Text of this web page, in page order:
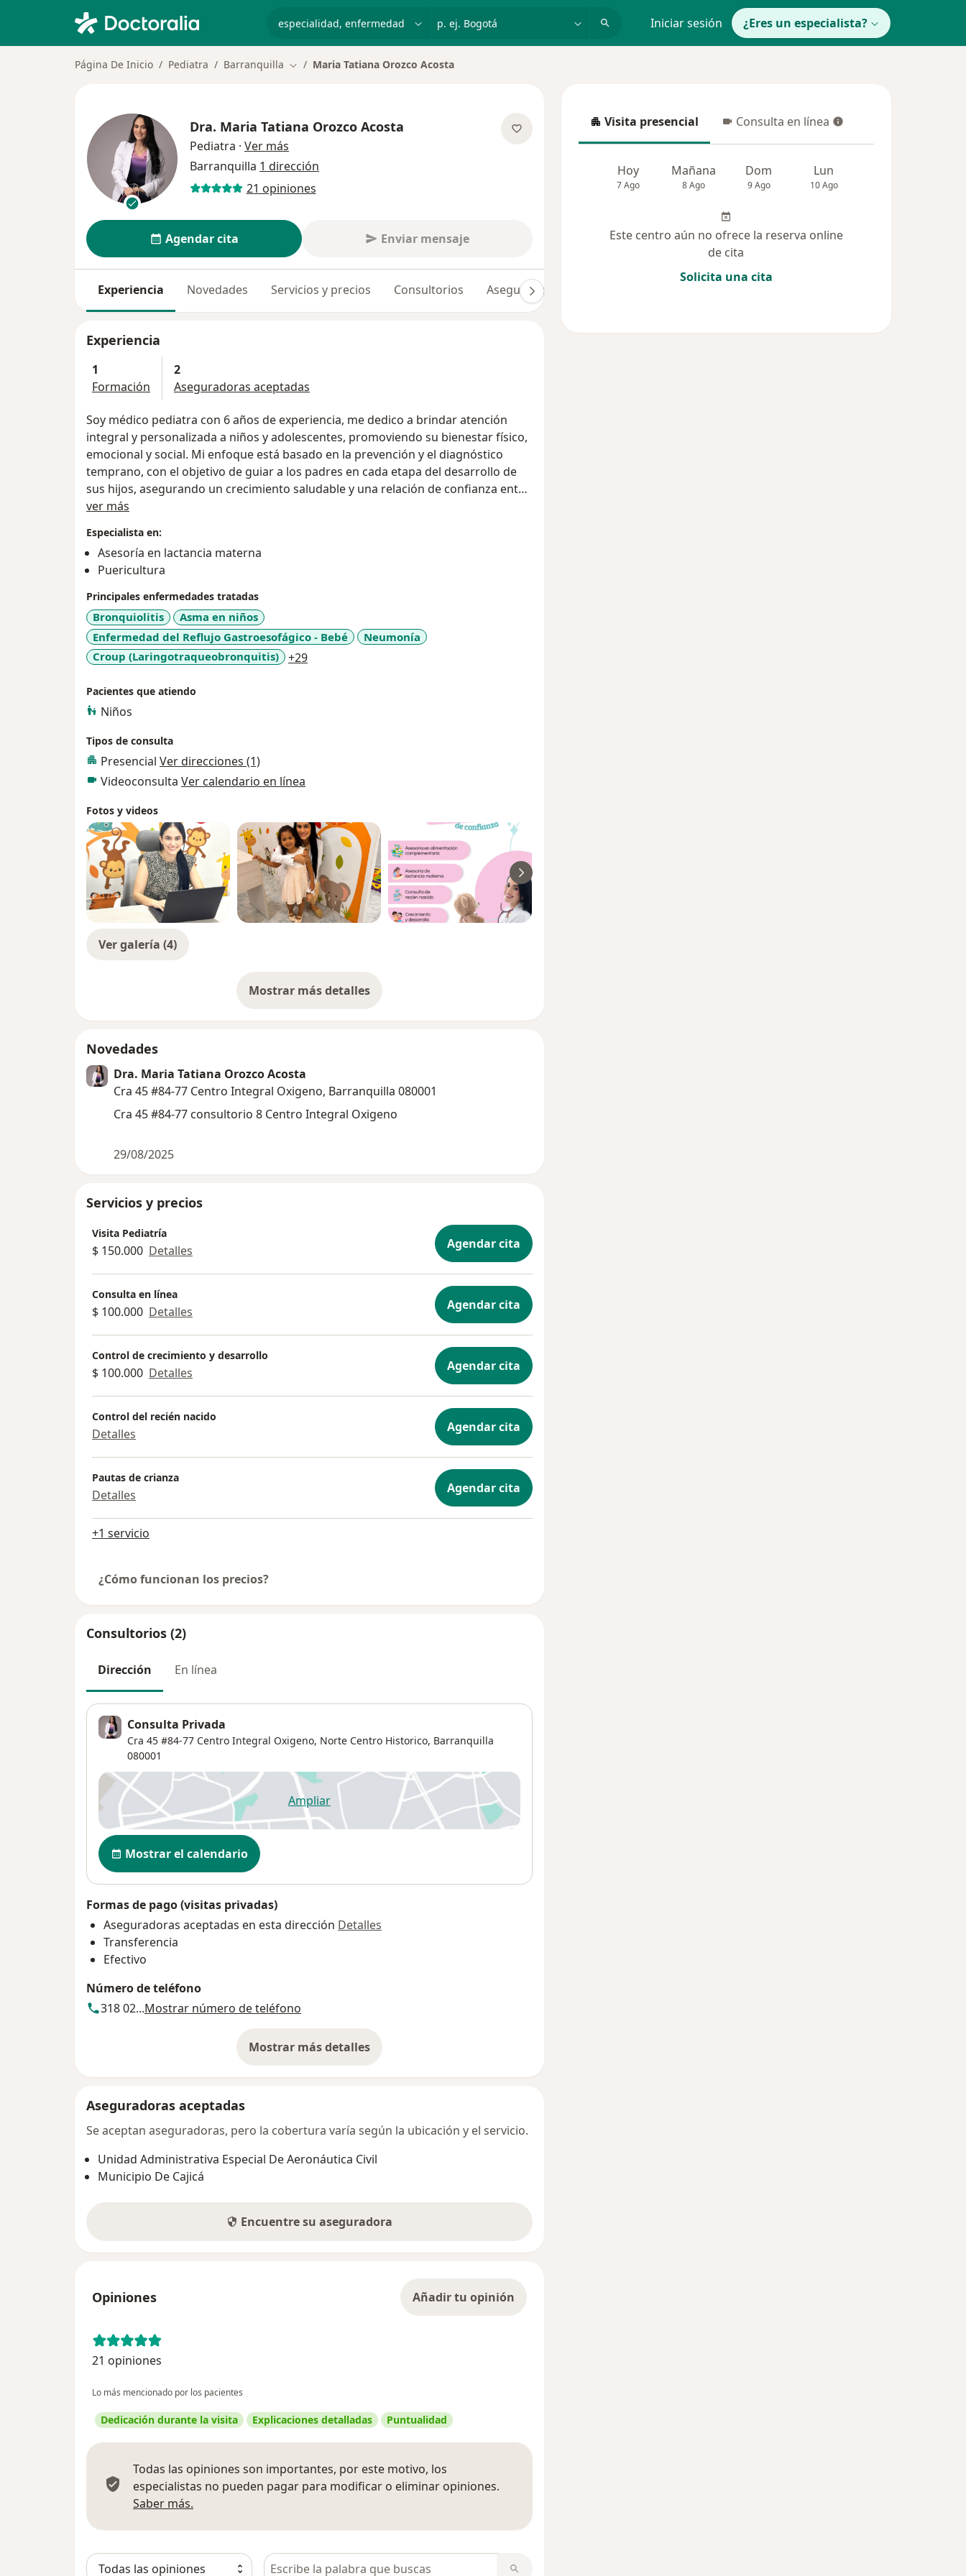
p. ej. Bogotá Iniciar sesión ¿Eres un especialista?
Página De Inicio Pediatra Barranquilla Cambiar de ciudad
Maria Tatiana Orozco Acosta
Dra. Maria Tatiana Orozco Acosta
Pediatra · Ver más
Barranquilla 1 dirección
21 opiniones
Agendar cita Enviar mensaje
Experiencia Novedades Servicios y precios Consultorios Aseguradoras
Experiencia
1
Formación
2
Aseguradoras aceptadas
Soy médico pediatra con 6 años de experiencia, me dedico a brindar atención
integral y personalizada a niños y adolescentes, promoviendo su bienestar físico,
emocional y social. Mi enfoque está basado en la prevención y el diagnóstico
temprano, con el objetivo de guiar a los padres en cada etapa del desarrollo de
sus hijos, asegurando un crecimiento saludable y una relación de confianza entre
médico, paciente y familia. Trabajo con pasión y compromiso para garantizar que
individuales de cada familia.
ver más
Especialista en:
Asesoría en lactancia materna
Puericultura
Principales enfermedades tratadas
Bronquiolitis
Asma en niños
Enfermedad del Reflujo Gastroesofágico - Bebé
Neumonía
Croup (Laringotraqueobronquitis)
+29a11y_sr_more_diseases
Pacientes que atiendo
Niños
Tipos de consulta
Presencial Ver direcciones (1)
Videoconsulta Ver calendario en línea
Fotos y videos
Ver galería (4)
Mostrar más detalles
sobre la experiencia
Novedades
Dra. Maria Tatiana Orozco Acosta
Cra 45 #84-77 Centro Integral Oxigeno, Barranquilla 080001
Cra 45 #84-77 consultorio 8 Centro Integral Oxigeno
29/08/2025
Servicios y precios
Visita Pediatría
$ 150.000 Detalles Agendar cita
Consulta en línea
$ 100.000 Detalles Agendar cita
Control de crecimiento y desarrollo
$ 100.000 Detalles Agendar cita
Control del recién nacido
Detalles Agendar cita
Pautas de crianza
Detalles Agendar cita
+1 servicio
¿Cómo funcionan los precios?
Consultorios (2)
Dirección En línea
Consulta Privada
Cra 45 #84-77 Centro Integral Oxigeno, Norte Centro Historico, Barranquilla
080001
Ampliarse abre en una nueva pestaña
Disponibilidad
Mostrar el calendario
Formas de pago (visitas privadas)
Aseguradoras aceptadas en esta dirección Detalles
Transferencia
Efectivo
Número de teléfono
318 02...Mostrar número de teléfono
Mostrar más detalles
sobre la dirección
Aseguradoras aceptadas
Se aceptan aseguradoras, pero la cobertura varía según la ubicación y el servicio.
Unidad Administrativa Especial De Aeronáutica Civil
Municipio De Cajicá
Encuentre su aseguradora
Opiniones Añadir tu opinión
21 opiniones
Lo más mencionado por los pacientes
Dedicación durante la visita Explicaciones detalladas Puntualidad
Todas las opiniones son importantes, por este motivo, los
especialistas no pueden pagar para modificar o eliminar opiniones.
Saber más.
Busca en opiniones
Visita presencial
Visita presencial Consulta en línea
Consulta en línea
Hoy
7 Ago
Mañana
8 Ago
Dom
9 Ago
Lun
10 Ago
Este centro aún no ofrece la reserva online
de cita
Solicita una cita